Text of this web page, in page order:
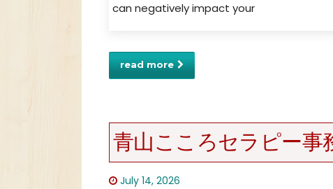
can negatively impact your
read more
青山こころセラピー事
July 14, 2026